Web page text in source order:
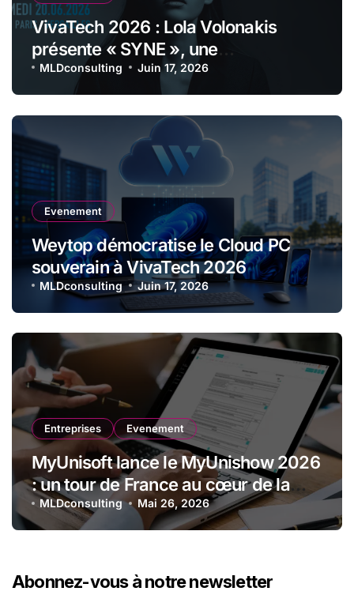
VivaTech 2026 : Lola Volonakis
présente « SYNE », une
performance immersive entre voix
lyrique et intelligence artificielle
MLDconsulting Juin 17, 2026
Evenement
Weytop démocratise le Cloud PC
souverain à VivaTech 2026
MLDconsulting Juin 17, 2026
Entreprises Evenement
MyUnisoft lance le MyUnishow 2026
: un tour de France au cœur de la
transformation des cabinets
comptables
MLDconsulting Mai 26, 2026
Abonnez-vous à notre newsletter